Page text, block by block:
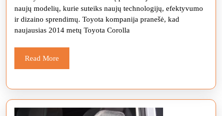
Andželo
naujų modelių, kurie suteiks naujų technologijų, efektyvumo
ir dizaino sprendimų. Toyota kompanija pranešė, kad
naujausias 2014 metų Toyota Corolla
Read More
More